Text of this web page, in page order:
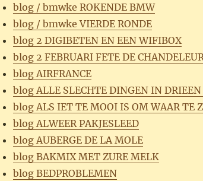
blog / bmwke ROKENDE BMW
blog / bmwke VIERDE RONDE
blog 2 DIGIBETEN EN EEN WIFIBOX
blog 2 FEBRUARI FETE DE
blog AIRFRANCE
blog ALLE SLECHTE DINGEN IN DRIEEN
blog ALS IET TE MOOI IS OM WAAR TE
blog ALWEER PAKJESLEED
blog AUBERGE DE LA MOLE
blog BAKMIX MET ZURE MELK
blog BEDPROBLEMEN